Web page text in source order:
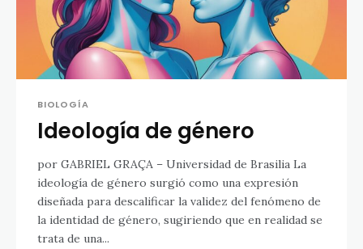
BIOLOGÍA
Ideología de género
por GABRIEL GRAÇA – Universidad de Brasilia La
ideología de género surgió como una expresión
diseñada para descalificar la validez del fenómeno de
la identidad de género, sugiriendo que en realidad se
trata de una...